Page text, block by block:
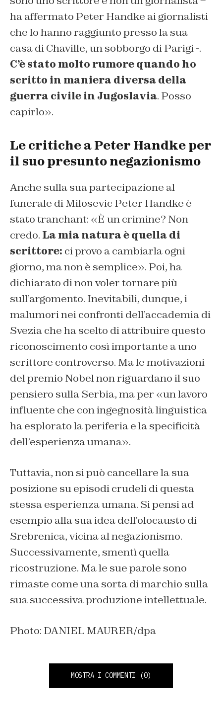
ha affermato Peter Handke ai giornalisti
che lo hanno raggiunto presso la sua
casa di Chaville, un sobborgo di Parigi -.
C’è stato molto rumore quando ho
scritto in maniera diversa della
guerra civile in Jugoslavia. Posso
capirlo».
Le critiche a Peter Handke per
il suo presunto negazionismo
Anche sulla sua partecipazione al
funerale di Milosevic Peter Handke è
stato tranchant: «È un crimine? Non
credo. La mia natura è quella di
scrittore: ci provo a cambiarla ogni
giorno, ma non è semplice». Poi, ha
dichiarato di non voler tornare più
sull’argomento. Inevitabili, dunque, i
malumori nei confronti dell’accademia di
Svezia che ha scelto di attribuire questo
riconoscimento così importante a uno
scrittore controverso. Ma le motivazioni
del premio Nobel non riguardano il suo
pensiero sulla Serbia, ma per «un lavoro
influente che con ingegnosità linguistica
ha esplorato la periferia e la specificità
dell’esperienza umana».
Tuttavia, non si può cancellare la sua
posizione su episodi crudeli di questa
stessa esperienza umana. Si pensi ad
esempio alla sua idea dell’olocausto di
Srebrenica, vicina al negazionismo.
Successivamente, smentì quella
ricostruzione. Ma le sue parole sono
rimaste come una sorta di marchio sulla
sua successiva produzione intellettuale.
Photo: DANIEL MAURER/dpa
MOSTRA I COMMENTI (0)